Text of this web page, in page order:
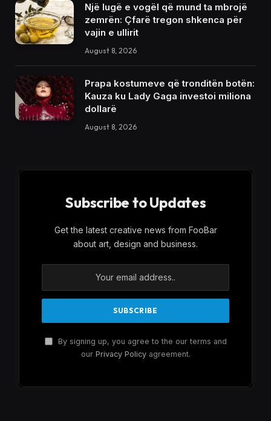
Një lugë e vogël që mund ta mbrojë
zemrën: Çfarë tregon shkenca për
vajin e ullirit
August 8, 2026
Prapa kostumeve që tronditën botën:
Kauza ku Lady Gaga investoi miliona
dollarë
August 8, 2026
Subscribe to Updates
Get the latest creative news from FooBar
about art, design and business.
By signing up, you agree to the our terms and
our Privacy Policyagreement.